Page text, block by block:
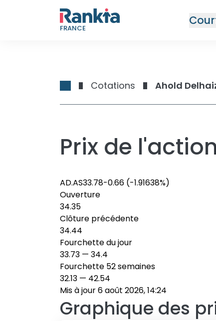
FRANCE
Cotations Ahold
Prix de
AD.AS33.78-0.66 (-1.91638%)
Ouverture
34.35
Clôture précédente
34.44
Fourchette du jour
33.73 — 34.4
Fourchette 52 semaines
32.13 — 42.54
Mis à jour 6 août 2026, 14:24
Graphique des